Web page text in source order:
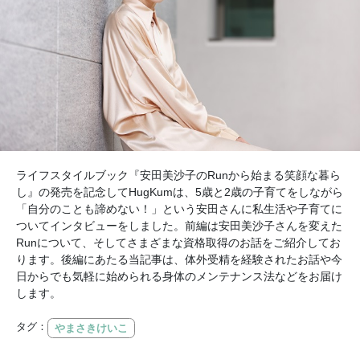
ライフスタイルブック『安田美沙子のRunから始まる笑顔な暮ら
し』の発売を記念してHugKumは、5歳と2歳の子育てをしながら
「自分のことも諦めない！」という安田さんに私生活や子育てに
ついてインタビューをしました。前編は安田美沙子さんを変えた
Runについて、そしてさまざまな資格取得のお話をご紹介してお
ります。後編にあたる当記事は、体外受精を経験されたお話や今
日からでも気軽に始められる身体のメンテナンス法などをお届け
します。
タグ： やまさきけいこ